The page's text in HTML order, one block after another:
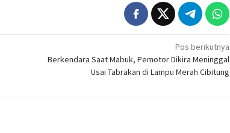
Pos berikutnya
Berkendara Saat Mabuk, Pemotor Dikira Meninggal
Usai Tabrakan di Lampu Merah Cibitung